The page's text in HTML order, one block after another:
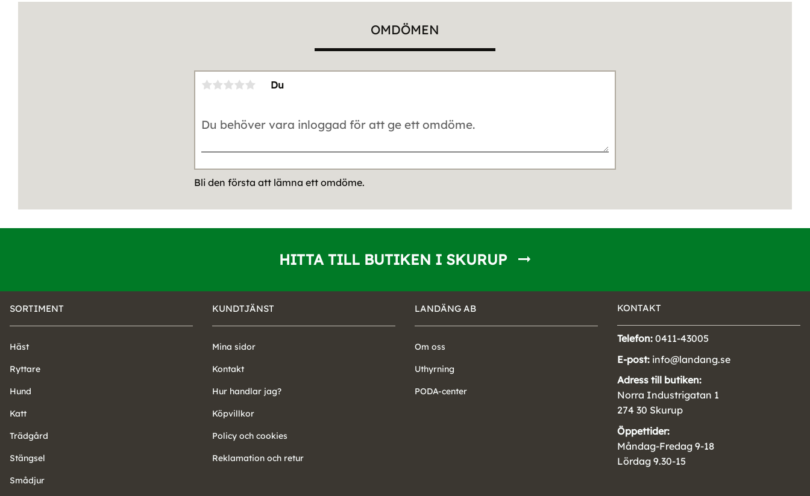
OMDÖMEN
Du
Bli den första att lämna ett omdöme.
HITTA TILL BUTIKEN I SKURUP
SORTIMENT
Häst
Ryttare
Hund
Katt
Trädgård
Stängsel
Smådjur
KUNDTJÄNST
Mina sidor
Kontakt
Hur handlar jag?
Köpvillkor
Policy och cookies
Reklamation och retur
LANDÄNG AB
Om oss
Uthyrning
PODA-center
KONTAKT
Telefon: 0411-43005
E-post: info@landang.se
Adress till butiken:
Norra Industrigatan 1
274 30 Skurup
Öppettider:
Måndag-Fredag 9-18
Lördag 9.30-15